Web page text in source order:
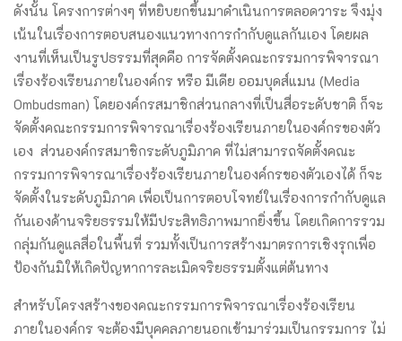
ดังนั้น โครงการต่างๆ ที่หยิบยกขึ้นมาดำเนินการตลอดวาระ จึงมุ่ง
เน้นในเรื่องการตอบสนองแนวทางการกำกับดูแลกันเอง โดยผล
งานที่เห็นเป็นรูปธรรมที่สุดคือ การจัดตั้งคณะกรรมการพิจารณา
เรื่องร้องเรียนภายในองค์กร หรือ มีเดีย ออมบุดส์แมน (Media
Ombudsman) โดยองค์กรสมาชิกส่วนกลางที่เป็นสื่อระดับชาติ ก็จะ
จัดตั้งคณะกรรมการพิจารณาเรื่องร้องเรียนภายในองค์กรของตัว
เอง ส่วนองค์กรสมาชิกระดับภูมิภาค ที่ไม่สามารถจัดตั้งคณะ
กรรมการพิจารณาเรื่องร้องเรียนภายในองค์กรของตัวเองได้ ก็จะ
จัดตั้งในระดับภูมิภาค เพื่อเป็นการตอบโจทย์ในเรื่องการกำกับดูแล
กันเองด้านจริยธรรมให้มีประสิทธิภาพมากยิ่งขึ้น โดยเกิดการรวม
กลุ่มกันดูแลสื่อในพื้นที่ รวมทั้งเป็นการสร้างมาตรการเชิงรุกเพื่อ
ป้องกันมิให้เกิดปัญหาการละเมิดจริยธรรมตั้งแต่ต้นทาง
สำหรับโครงสร้างของคณะกรรมการพิจารณาเรื่องร้องเรียน
ภายในองค์กร จะต้องมีบุคคลภายนอกเข้ามาร่วมเป็นกรรมการ ไม่